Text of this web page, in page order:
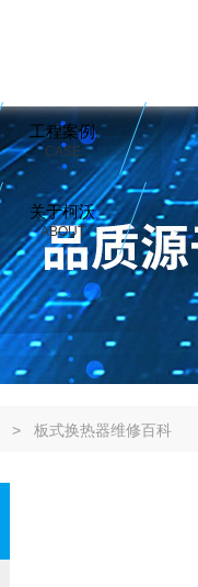
工程案例
CASE
关于柯沃
ABOUT
> 板式换热器维修百科